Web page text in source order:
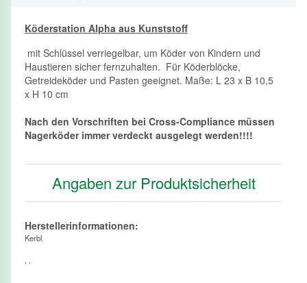
Köderstation Alpha aus Kunststoff
mit Schlüssel verriegelbar, um Köder von Kindern und
Haustieren sicher fernzuhalten. Für Köderblöcke,
Getreideköder und Pasten geeignet. Maße: L 23 x B 10,5
x H 10 cm
Nach den Vorschriften bei Cross-Compliance müssen
Nagerköder immer verdeckt ausgelegt werden!!!!
Angaben zur Produktsicherheit
Herstellerinformationen:
Kerbl
, ,